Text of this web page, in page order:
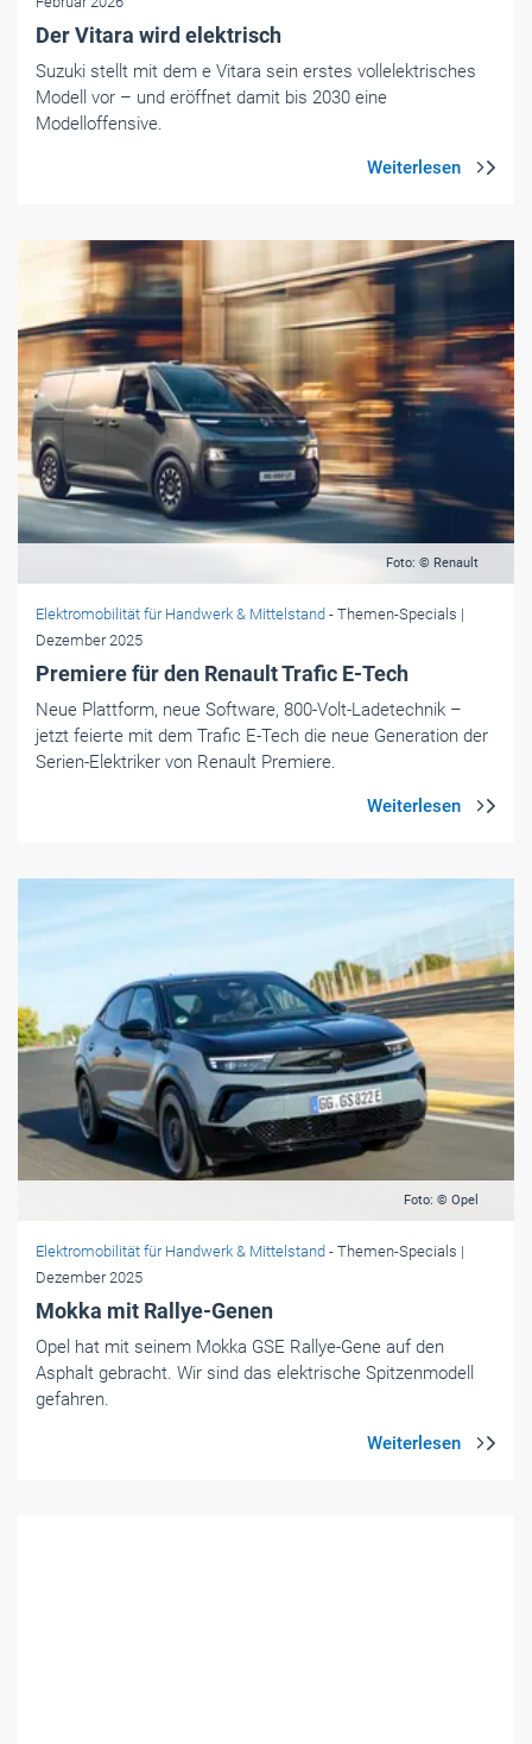
Der Vitara wird elektrisch
Suzuki stellt mit dem e Vitara sein erstes vollelektrisches
Modell vor – und eröffnet damit bis 2030 eine
Modelloffensive.
Foto: © Renault
Elektromobilität für Handwerk & Mittelstand - Themen-Specials |
Dezember 2025
Premiere für den Renault Trafic E-Tech
Neue Plattform, neue Software, 800-Volt-Ladetechnik –
jetzt feierte mit dem Trafic E-Tech die neue Generation der
Serien-Elektriker von Renault Premiere.
Foto: © Opel
Elektromobilität für Handwerk & Mittelstand - Themen-Specials |
Dezember 2025
Mokka mit Rallye-Genen
Opel hat mit seinem Mokka GSE Rallye-Gene auf den
Asphalt gebracht. Wir sind das elektrische Spitzenmodell
gefahren.